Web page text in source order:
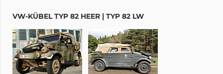
VW-KÜBEL TYP 82 HEER | TYP 82 LW